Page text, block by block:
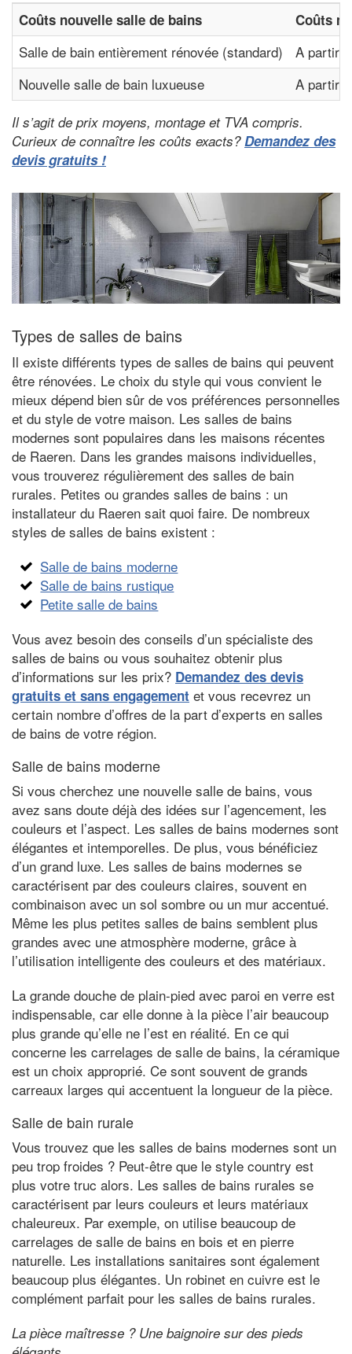
Coûts nouvelle salle de bains Coûts
Salle de bain entièrement rénovée (standard)
A partir
Nouvelle salle de bain luxueuse
A partir
Il s’agit de prix moyens, montage et TVA compris.
Curieux de connaître les coûts exacts?Demandez des
devis gratuits !
Types de salles de bains
Il existe différents types de salles de bains qui peuvent
être rénovées. Le choix du style qui vous convient le
mieux dépend bien sûr de vos préférences personnelles
et du style de votre maison. Les salles de bains
modernes sont populaires dans les maisons récentes
de Raeren. Dans les grandes maisons individuelles,
vous trouverez régulièrement des salles de bain
rurales. Petites ou grandes salles de bains : un
installateur du Raeren sait quoi faire. De nombreux
styles de salles de bains existent :
Salle de bains moderne
Salle de bains rustique
Petite salle de bains
Vous avez besoin des conseils d’un spécialiste des
salles de bains ou vous souhaitez obtenir plus
d’informations sur les prix? Demandez des devis
gratuits et sans engagement et vous recevrez un
certain nombre d’offres de la part d’experts en salles
de bains de votre région.
Salle de bains moderne
Si vous cherchez une nouvelle salle de bains, vous
avez sans doute déjà des idées sur l’agencement, les
couleurs et l’aspect. Les salles de bains modernes sont
élégantes et intemporelles. De plus, vous bénéficiez
d’un grand luxe. Les salles de bains modernes se
caractérisent par des couleurs claires, souvent en
combinaison avec un sol sombre ou un mur accentué.
Même les plus petites salles de bains semblent plus
grandes avec une atmosphère moderne, grâce à
l’utilisation intelligente des couleurs et des matériaux.
La grande douche de plain-pied avec paroi en verre est
indispensable, car elle donne à la pièce l’air beaucoup
plus grande qu’elle ne l’est en réalité. En ce qui
concerne les carrelages de salle de bains, la céramique
est un choix approprié. Ce sont souvent de grands
carreaux larges qui accentuent la longueur de la pièce.
Salle de bain rurale
Vous trouvez que les salles de bains modernes sont un
peu trop froides ? Peut-être que le style country est
plus votre truc alors. Les salles de bains rurales se
caractérisent par leurs couleurs et leurs matériaux
chaleureux. Par exemple, on utilise beaucoup de
carrelages de salle de bains en bois et en pierre
naturelle. Les installations sanitaires sont également
beaucoup plus élégantes. Un robinet en cuivre est le
complément parfait pour les salles de bains rurales.
La pièce maîtresse ? Une baignoire sur des pieds